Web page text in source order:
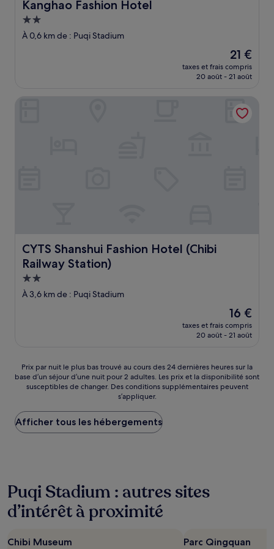
Kanghao Fashion Hotel
Kanghao Fashion Hotel
Hébergement
2.0 étoiles
À 0,6 km de : Puqi Stadium
Le
nouveau
prix
de
21 €
21 €
taxes et frais compris
20 août - 21 août
CYTS Shanshui Fashion Hotel (Chibi
Railway Station)
CYTS Shanshui Fashion Hotel (Chibi Railway Station)
Hébergement
2.0 étoiles
À 3,6 km de : Puqi Stadium
Le
nouveau
prix
16 €
16 €
taxes et frais compris
20 août - 21 août
CYTS Shanshui Fashion Hotel (Chibi Railway Station)
Prix
par
nuit
plus
bas
trouvé
heures
sur
la
séjour
Prix par nuit le plus bas trouvé au cours des 24 dernières heures sur la
base d’un séjour d’une nuit pour 2 adultes. Les prix et la disponibilité sont
susceptibles de changer. Des conditions supplémentaires peuvent
s’appliquer.
Afficher tous les hébergements
Puqi Stadium : autres sites
d’intérêt à proximité
Chibi Museum Parc Qingquan